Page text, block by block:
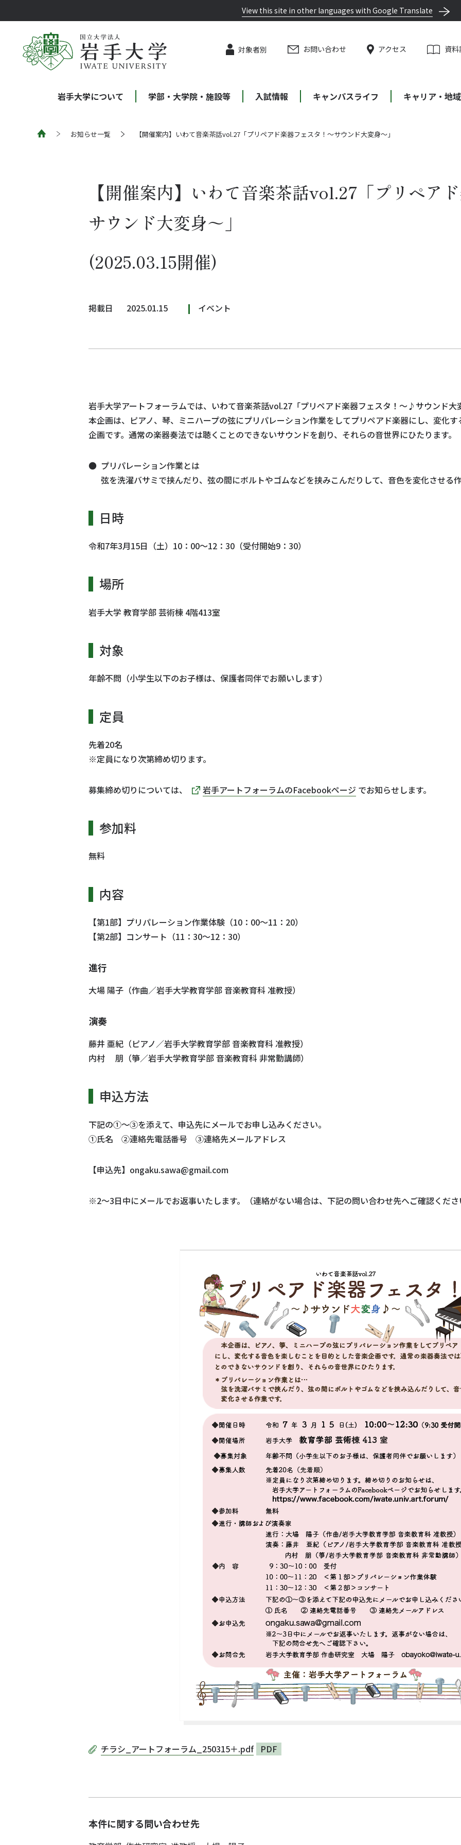
View this site in other languages with Google Translate
対象者別 お問い合わせ アクセス 資料
岩手大学について 学部・大学院・施設等 入試情報 キャンパスライフ キャリア・地
お知らせ一覧 【開催案内】いわて音楽茶話vol.27「プリペアド楽器フェスタ！～サウンド大変身～」
【開催案内】いわて音楽茶話vol.27「プリペア
サウンド大変身～」
(2025.03.15開催)
掲載日 2025.01.15 イベント
岩手大学アートフォーラムでは、いわて音楽茶話vol.27「プリペアド楽器フェスタ！～♪サウンド
本企画は、ピアノ、琴、ミニハープの弦にプリパレーション作業をしてプリペアド楽器にし、変化
企画です。通常の楽器奏法では聴くことのできないサウンドを創り、それらの音世界にひたります。
プリパレーション作業とは
弦を洗濯バサミで挟んだり、弦の間にボルトやゴムなどを挟みこんだりして、音色を変化させる
日時
令和7年3月15日（土）10：00～12：30（受付開始9：30）
場所
岩手大学 教育学部 芸術棟 4階413室
対象
年齢不問（小学生以下のお子様は、保護者同伴でお願いします）
定員
先着20名
※定員になり次第締め切ります。
募集締め切りについては、 岩手アートフォーラムのFacebookページ でお知らせします。
参加料
無料
内容
【第1部】プリパレーション作業体験（10：00～11：20）
【第2部】コンサート（11：30～12：30）
進行
大場 陽子（作曲／岩手大学教育学部 音楽教育科 准教授）
演奏
藤井 亜紀（ピアノ／岩手大学教育学部 音楽教育科 准教授）
内村 朋（箏／岩手大学教育学部 音楽教育科 非常勤講師）
申込方法
下記の①～③を添えて、申込先にメールでお申し込みください。
①氏名 ②連絡先電話番号 ③連絡先メールアドレス
【申込先】ongaku.sawa@gmail.com
※2～3日中にメールでお返事いたします。（連絡がない場合は、下記の問い合わせ先へご確認くだ
チラシ_アートフォーラム_250315＋.pdf PDF
本件に関する問い合わせ先